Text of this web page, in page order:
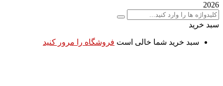
2026
سبد خرید
سبد خرید شما خالی است فروشگاه را مرور کنید